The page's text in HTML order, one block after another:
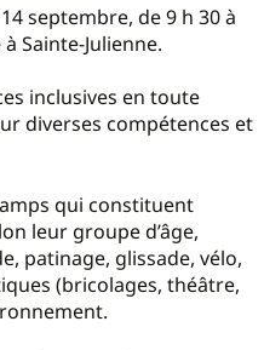
septembre, de 9 h 30 à
Sainte-Julienne.
inclusives en toute
diverses compétences et
qui constituent
leur groupe d’âge,
patinage, glissade, vélo,
(bricolages, théâtre,